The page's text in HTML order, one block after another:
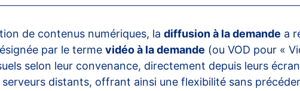
de contenus numériques, la diffusion à la demande a
par le terme vidéo à la demande (ou VOD pour «
selon leur convenance, directement depuis leurs
distants, offrant ainsi une flexibilité sans